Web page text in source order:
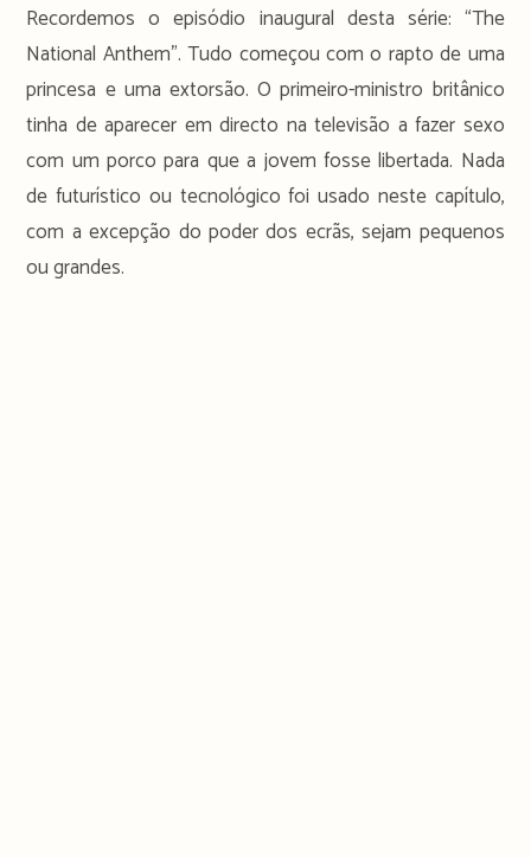
Recordemos o episódio inaugural desta série: “The
National Anthem”. Tudo começou com o rapto de uma
princesa e uma extorsão. O primeiro-ministro britânico
tinha de aparecer em directo na televisão a fazer sexo
com um porco para que a jovem fosse libertada. Nada
de futurístico ou tecnológico foi usado neste capítulo,
com a excepção do poder dos ecrãs, sejam pequenos
ou grandes.